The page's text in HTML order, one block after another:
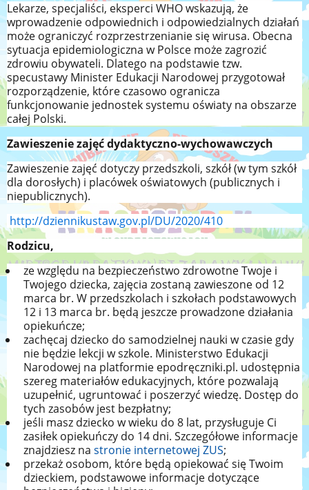
Lekarze, specjaliści, eksperci WHO wskazują, że
wprowadzenie odpowiednich i odpowiedzialnych działań
może ograniczyć rozprzestrzenianie się wirusa. Obecna
sytuacja epidemiologiczna w Polsce może zagrozić
zdrowiu obywateli. Dlatego na podstawie tzw.
specustawy Minister Edukacji Narodowej przygotował
rozporządzenie, które czasowo ogranicza
funkcjonowanie jednostek systemu oświaty na obszarze
całej Polski.
Zawieszenie zajęć dydaktyczno-wychowawczych
Zawieszenie zajęć dotyczy przedszkoli, szkół(w tym szkół
dla dorosłych) i placówek oświatowych (publicznych i
niepublicznych).
http://dziennikustaw.gov.pl/DU/2020/410
Rodzicu,
ze względu na bezpieczeństwo zdrowotne Twoje i
Twojego dziecka, zajęcia zostaną zawieszone od 12
marca br. W przedszkolach i szkołach podstawowych
12 i 13 marca br. będą jeszcze prowadzone działania
opiekuńcze;
zachęcaj dziecko do samodzielnej nauki w czasie gdy
nie będzie lekcji w szkole. Ministerstwo Edukacji
Narodowej na platformie epodręczniki.pl. udostępnia
szereg materiałów edukacyjnych, które pozwalają
uzupełnić, ugruntować i poszerzyć wiedzę. Dostęp do
tych zasobów jest bezpłatny;
jeśli masz dziecko w wieku do 8 lat, przysługuje Ci
zasiłek opiekuńczy do 14 dni. Szczegółowe informacje
znajdziesz na stronie internetowej ZUS;
przekaż osobom, które będą opiekować się Twoim
dzieckiem, podstawowe informacje dotyczące